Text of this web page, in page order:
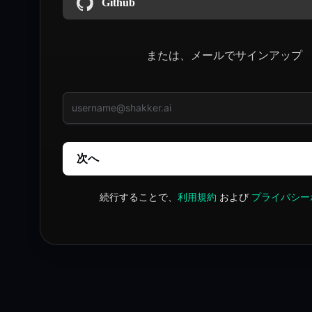
または、メールでサインアップ
次へ
続行することで、 利用規約 および プライバシ